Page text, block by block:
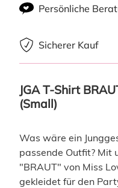
Persönliche
Sicherer Kauf
JGA T-Shirt
(Small)
Was wäre ein
passende Outfit? Mit
"BRAUT" von Miss
gekleidet für den